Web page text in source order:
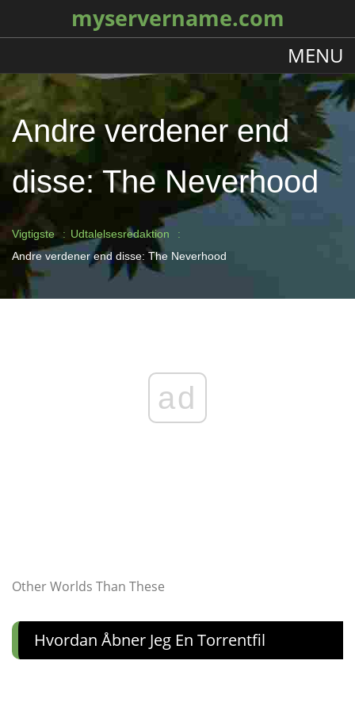
myservername.com
MENU
Andre verdener end
disse: The Neverhood
Vigtigste
Udtalelsesredaktion
Andre verdener end disse: The Neverhood
ad
Other Worlds Than These
Hvordan Åbner Jeg En Torrentfil